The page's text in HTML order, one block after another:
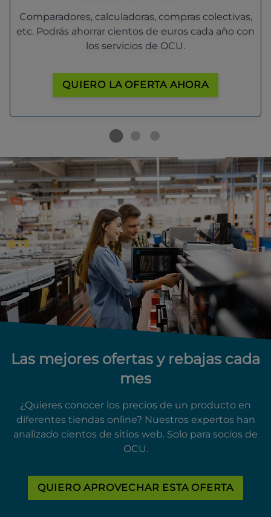
Comparadores, calculadoras, compras colectivas,
etc. Podrás ahorrar cientos de euros cada año con
los servicios de OCU.
QUIERO LA OFERTA AHORA
Las mejores ofertas y rebajas cada
mes
¿Quieres conocer los precios de un producto en
diferentes tiendas online? Nuestros expertos han
analizado cientos de sitios web. Solo para socios de
OCU.
QUIERO APROVECHAR ESTA OFERTA